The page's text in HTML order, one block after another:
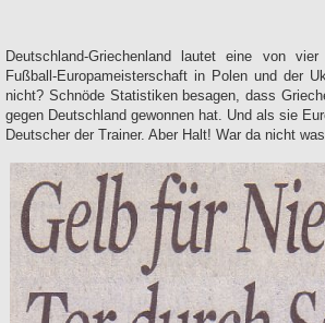
Deutschland-Griechenland lautet eine von vier
Fußball-Europameisterschaft in Polen und der
nicht? Schnöde Statistiken besagen, dass
gegen Deutschland gewonnen hat. Und als sie
Deutscher der Trainer. Aber Halt! War da nicht